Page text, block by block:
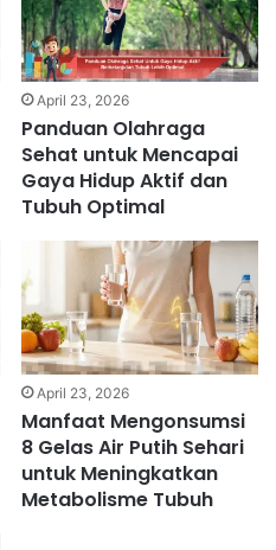
April 23, 2026
Panduan Olahraga
Sehat untuk Mencapai
Gaya Hidup Aktif dan
Tubuh Optimal
April 23, 2026
Manfaat Mengonsumsi
8 Gelas Air Putih Sehari
untuk Meningkatkan
Metabolisme Tubuh